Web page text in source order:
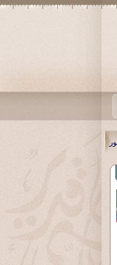
رابط لصفحة مكتبة أستاذنا